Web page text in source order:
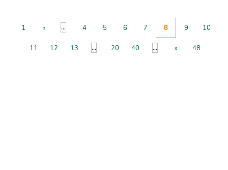
1 « ... 4 5 6 7 8 9 10
11 12 13 ... 20 40 ... » 48